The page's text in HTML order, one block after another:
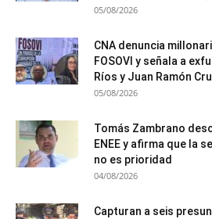
05/08/2026
CNA denuncia
FOSOVI y señala a
Ríos y Juan Ramón
05/08/2026
Tomás Zambrano
ENEE y afirma que la
no es prioridad
04/08/2026
Capturan a seis